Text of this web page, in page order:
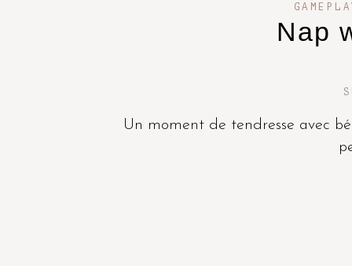
Nap
Un moment de tendresse avec